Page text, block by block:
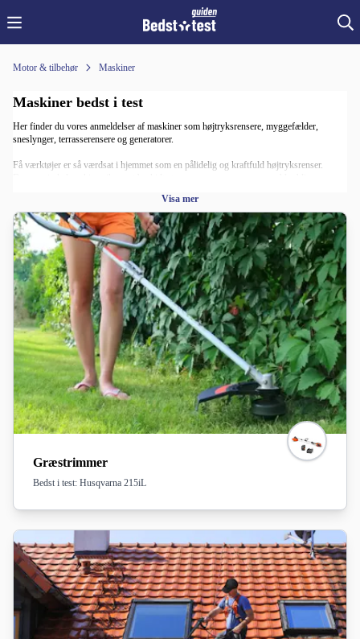
Motor & tilbehør Maskiner
Maskiner bedst i test
Her finder du vores anmeldelser af maskiner som højtryksrensere, myggefælder,
sneslynger, terrasserensere og generatorer.
Få værktøjer er så værdsat i hjemmet som en pålidelig og kraftfuld højtryksrenser.
kunne arbejde med din højtryksrenser, mens du er helt fri for myg. Derfor er en effektiv
myggefælde også et næsten uvurderligt produkt i sommerperioden. Vores anmeldelser
hjælper dig med at vælge den bedste.
Når vinteren kommer, kan dens udfordringer mødes med en testvindende sneslynge, der
gør en tung og udmattende opgave til en leg. For dig, der er interesseret i håndarbejde,
har vi også udpeget de bedste symaskiner, som kombinerer tradition med moderne
teknologi.
Et af vores nyere tests i denne kategori er på generatorer - en livredder, når strømmen
går, eller arbejdspladsen er langt ude på landet. Her har vi udpeget tre generatorer af
forskellig type, som gør det muligt for dig at have strøm med dig, uanset hvor du
befinder dig.
Med vores grundige tests og anbefalinger får du god vejledning i maskiner. Lad os
hjælpe dig med at finde de bedste værktøjer til dine behov. Vi har fundet testvindere, der
er af høj kvalitet og gør arbejdet meget lettere. Læs vores maskintests og find ud af,
hvad eksperter og forbrugere mener om testvinderne i dag!
Visa mer
Græstrimmer
Bedst i test: Husqvarna 215iL